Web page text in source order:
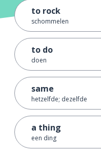
to rock
schommelen
to do
doen
same
hetzelfde; dezelfde
a thing
een ding